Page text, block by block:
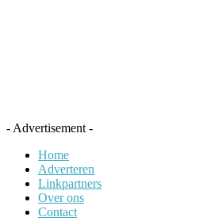
- Advertisement -
Home
Adverteren
Linkpartners
Over ons
Contact